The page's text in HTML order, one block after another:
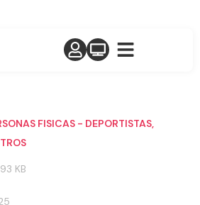
FISICAS - DEPORTISTAS,
KB